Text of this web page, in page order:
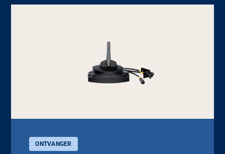
ONTVANGER